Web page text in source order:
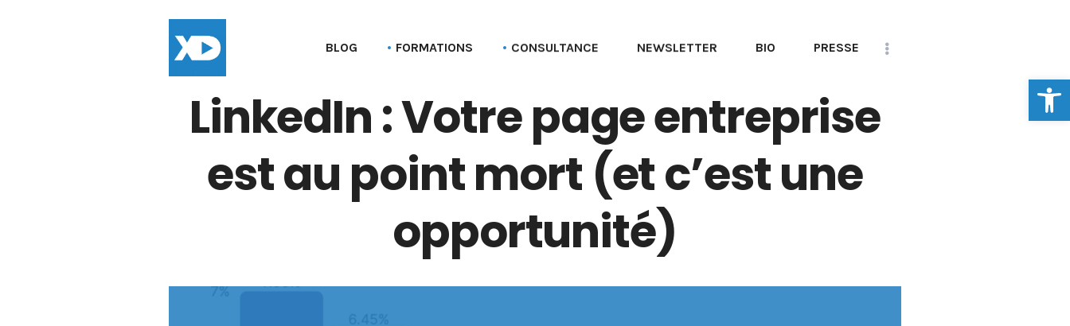
Ouvrir
BLOG FORMATIONS
Formation aux pages Linkedin (entreprise)
Formation Social selling
Formation LinkedIn Sales Navigator
Formation Employer branding
CONSULTANCE NEWSLETTER BIO PRESSE
LinkedIn : Votre page entreprise
est au point mort (et c’est une
opportunité)